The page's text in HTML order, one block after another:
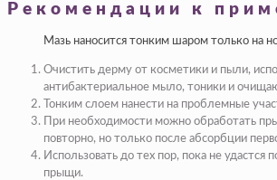
Рекомендации к
Мазь наносится тонким шаром только на
Очистить дерму от косметики и пыли,
антибактериальное мыло, тоники и
Тонким слоем нанести на проблемные
При необходимости можно обработать
повторно, но только после абсорбции
Использовать до тех пор, пока не удастся
прыщи.